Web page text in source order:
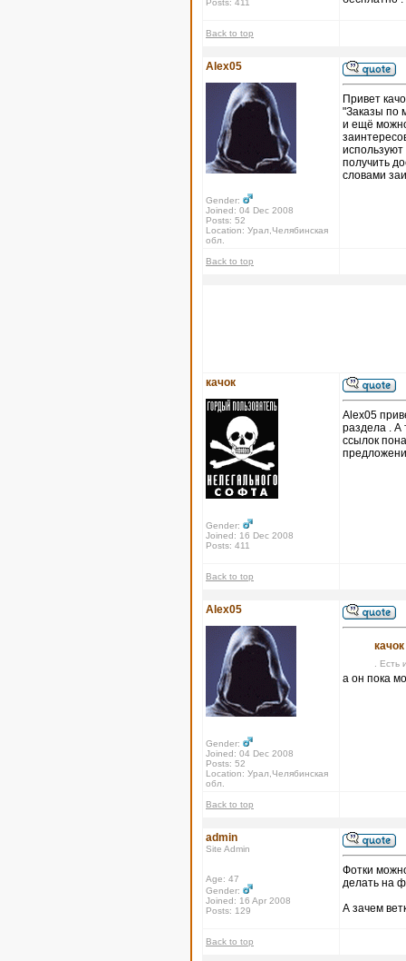
Posts: 411
Back to top
Alex05
Gender:
Joined: 04 Dec 2008
Posts: 52
Location: Урал,Челябинская
обл.
Привет
"Заказы по
и ещё
получить
словами
Back to top
качок
Gender:
Joined: 16 Dec 2008
Posts: 411
Alex05
раздела . А
ссылок
Back to top
Alex05
Gender:
Joined: 04 Dec 2008
Posts: 52
Location: Урал,Челябинская
обл.
.
а он пока
Back to top
admin
Site Admin
Age: 47
Gender:
Joined: 16 Apr 2008
Posts: 129
Фотки
делать на
А зачем
Back to top